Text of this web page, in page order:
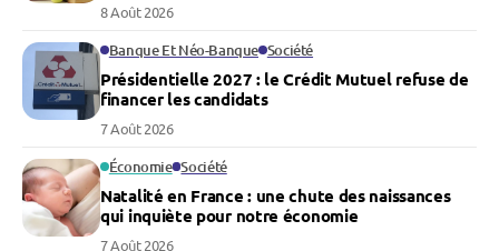
8 Août 2026
Banque Et Néo-Banque Société
Présidentielle 2027 : le Crédit Mutuel refuse de
financer les candidats
7 Août 2026
Économie Société
Natalité en France : une chute des naissances
qui inquiète pour notre économie
7 Août 2026